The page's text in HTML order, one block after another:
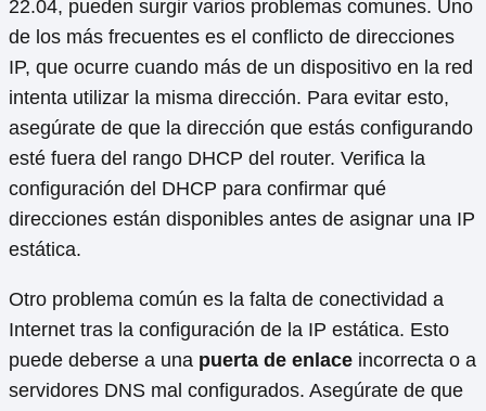
22.04, pueden surgir varios problemas comunes. Uno
de los más frecuentes es el conflicto de direcciones
IP, que ocurre cuando más de un dispositivo en la red
intenta utilizar la misma dirección. Para evitar esto,
asegúrate de que la dirección que estás configurando
esté fuera del rango DHCP del router. Verifica la
configuración del DHCP para confirmar qué
direcciones están disponibles antes de asignar una IP
estática.
Otro problema común es la falta de conectividad a
Internet tras la configuración de la IP estática. Esto
puede deberse a una puerta de enlace incorrecta o a
servidores DNS mal configurados. Asegúrate de que